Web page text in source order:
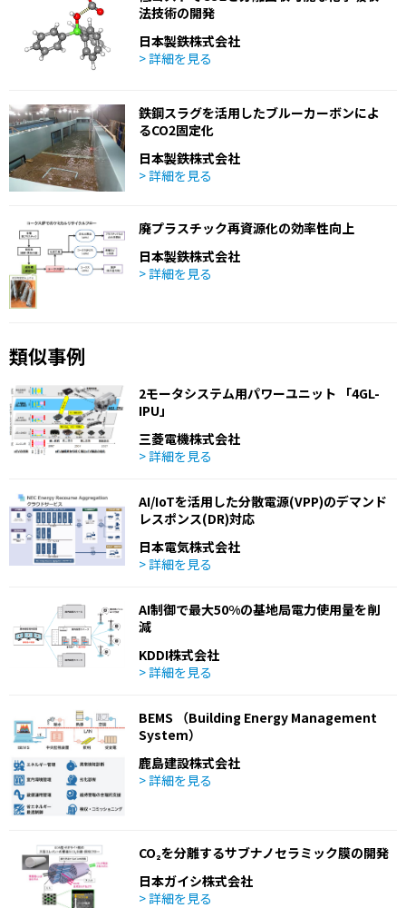
法技術の開発
日本製鉄株式会社
> 詳細を見る
鉄鋼スラグを活用したブルーカーボンによ
るCO2固定化
日本製鉄株式会社
> 詳細を見る
廃プラスチック再資源化の効率性向上
日本製鉄株式会社
> 詳細を見る
類似事例
2モータシステム用パワーユニット 「4GL-
IPU」
三菱電機株式会社
> 詳細を見る
AI/IoTを活用した分散電源(VPP)のデマンド
レスポンス(DR)対応
日本電気株式会社
> 詳細を見る
AI制御で最大50%の基地局電力使用量を削
減
KDDI株式会社
> 詳細を見る
BEMS （Building Energy Management
System）
鹿島建設株式会社
> 詳細を見る
CO₂を分離するサブナノセラミック膜の開発
日本ガイシ株式会社
> 詳細を見る